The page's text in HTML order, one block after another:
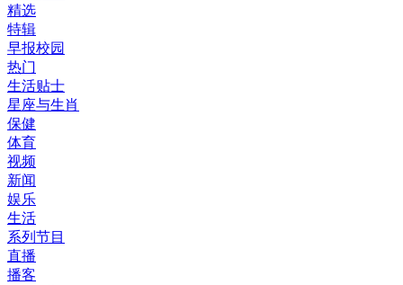
精选
特辑
早报校园
热门
生活贴士
星座与生肖
保健
体育
视频
新闻
娱乐
生活
系列节目
直播
播客